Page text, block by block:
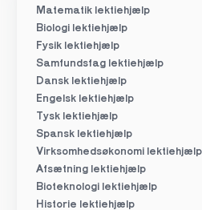
Matematik lektiehjælp
Biologi lektiehjælp
Fysik lektiehjælp
Samfundsfag lektiehjælp
Dansk lektiehjælp
Engelsk lektiehjælp
Tysk lektiehjælp
Spansk lektiehjælp
Virksomhedsøkonomi lektiehjælp
Afsætning lektiehjælp
Bioteknologi lektiehjælp
Historie lektiehjælp